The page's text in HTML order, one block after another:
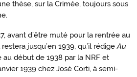
thèse, sur la Crimée, toujours sous
avant d’être muté pour la rentrée au
jusqu’en 1939, qu’il rédigeAu
au début de 1938 par la NRF et
1939 chez José Corti, à semi-